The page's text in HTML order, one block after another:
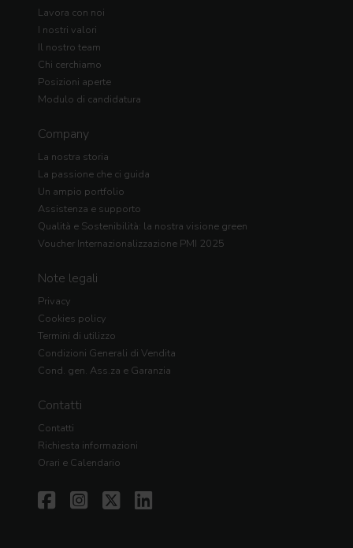
Lavora con noi
I nostri valori
Il nostro team
Chi cerchiamo
Posizioni aperte
Modulo di candidatura
Company
La nostra storia
La passione che ci guida
Un ampio portfolio
Assistenza e supporto
Qualità e Sostenibilità: la nostra visione green
Voucher Internazionalizzazione PMI 2025
Note legali
Privacy
Cookies policy
Termini di utilizzo
Condizioni Generali di Vendita
Cond. gen. Ass.za e Garanzia
Contatti
Contatti
Richiesta informazioni
Orari e Calendario